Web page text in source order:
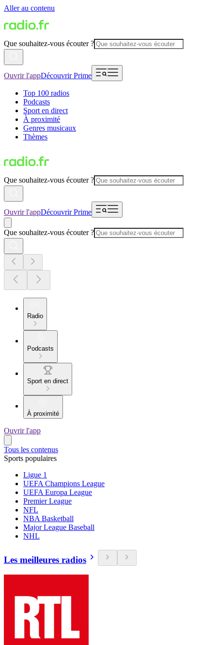
Aller au contenu
Que souhaitez-vous écouter ?
Ouvrir l'appDécouvrir Prime
Top 100 radios
Podcasts
Sport en direct
À proximité
Genres musicaux
Thèmes
Que souhaitez-vous écouter ?
Ouvrir l'appDécouvrir Prime
Que souhaitez-vous écouter ?
Radio
Podcasts
Sport en direct
À proximité
Ouvrir l'app
Tous les contenus
Sports populaires
Ligue 1
UEFA Champions League
UEFA Europa League
Premier League
NFL
NBA Basketball
Major League Baseball
NHL
Les meilleures radios